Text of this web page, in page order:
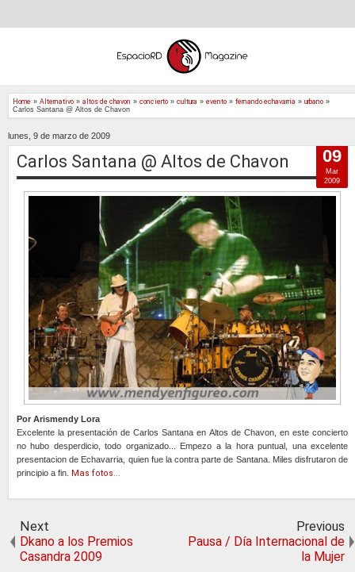
Home » Alternativo » altos de chavon » concierto » cultura » evento » fernando echavarria » urbano »
Carlos Santana @ Altos de Chavon
lunes, 9 de marzo de 2009
Carlos Santana @ Altos de Chavon
Por Arismendy Lora
Excelente la presentación de Carlos Santana en Altos de Chavon, en este concierto
no hubo desperdicio, todo organizado... Empezo a la hora puntual, una excelente
presentacion de Echavarria, quien fue la contra parte de Santana. Miles disfrutaron de
principio a fin. Mas fotos...
09
Mar
2009
Next
Dkano a los Premios
Casandra 2009
Previous
Pausa / Día Internacional de
la Mujer